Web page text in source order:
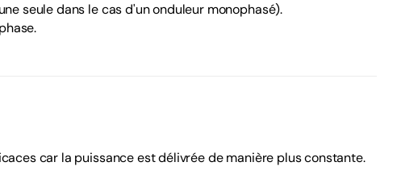
seule dans le cas d'un onduleur monophasé).
car la puissance est délivrée de manière plus constante.